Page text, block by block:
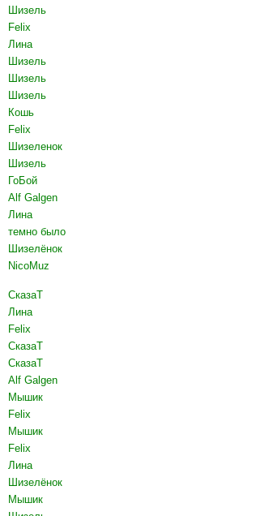
Шизель
Felix
Лина
Шизель
Шизель
Шизель
Кошь
Felix
Шизеленок
Шизель
ГоБой
Alf Galgen
Лина
темно было
Шизелёнок
NicoMuz
СказаТ
Лина
Felix
СказаТ
СказаТ
Alf Galgen
Мышик
Felix
Мышик
Felix
Лина
Шизелёнок
Мышик